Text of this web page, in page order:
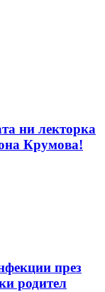
ни лекторка
Крумова!
през
родител